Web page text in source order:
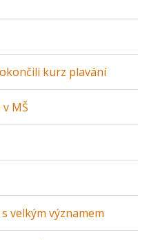
kurz plavání
MŠ
velkým významem